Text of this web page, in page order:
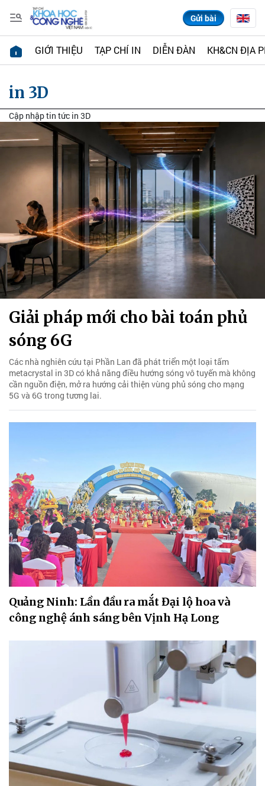
Gửi bài
GIỚI THIỆU TẠP CHÍ IN DIỄN ĐÀN KH&CN ĐỊA
in 3D
Cập nhập tin tức in 3D
Giải pháp mới cho bài toán phủ
sóng 6G
Các nhà nghiên cứu tại Phần Lan đã phát triển một loại tấm
metacrystal in 3D có khả năng điều hướng sóng vô tuyến mà không
cần nguồn điện, mở ra hướng cải thiện vùng phủ sóng cho mạng
5G và 6G trong tương lai.
Quảng Ninh: Lần đầu ra mắt Đại lộ hoa và
công nghệ ánh sáng bên Vịnh Hạ Long